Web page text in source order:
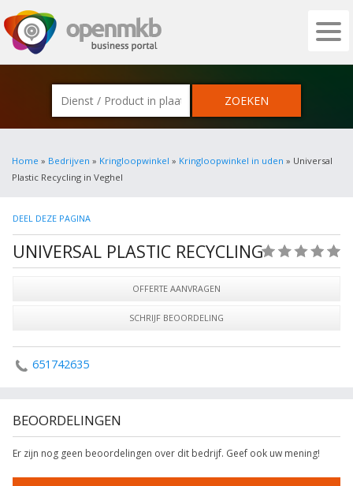
OPENMKB - DE ZAKELIJKE PORTAL
Home » Bedrijven » Kringloopwinkel » Kringloopwinkel in uden » Universal
Plastic Recycling in Veghel
DEEL DEZE PAGINA
UNIVERSAL PLASTIC RECYCLING
OFFERTE AANVRAGEN
SCHRIJF BEOORDELING
651742635
BEOORDELINGEN
Er zijn nog geen beoordelingen over dit bedrijf. Geef ook uw mening!